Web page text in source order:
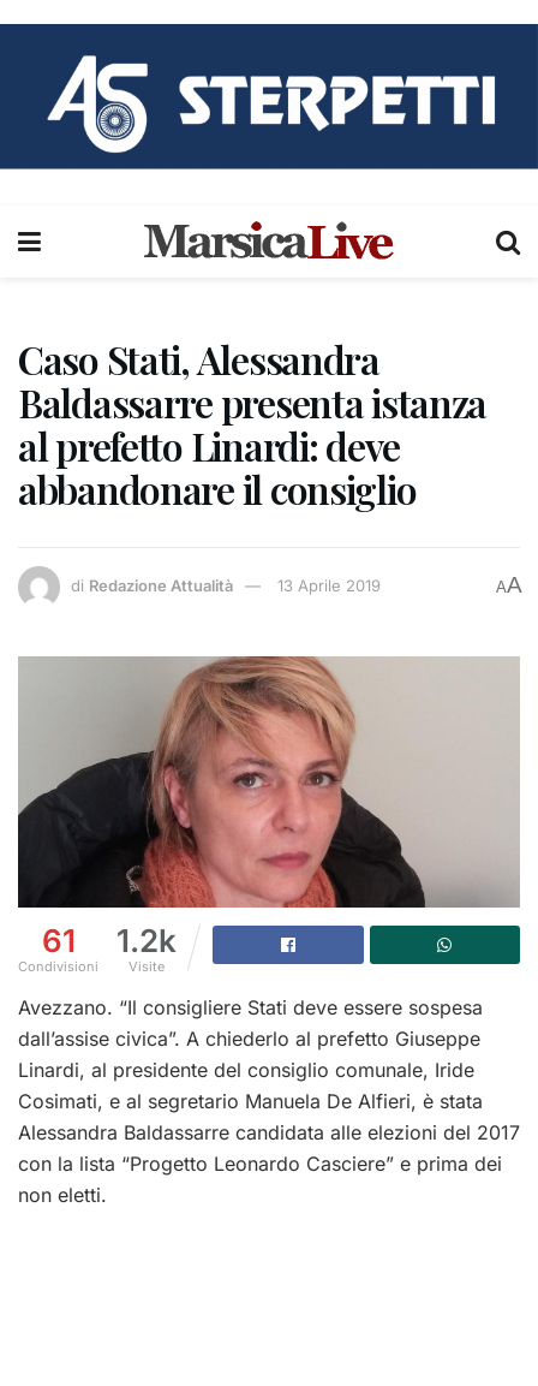
Caso Stati, Alessandra
Baldassarre presenta istanza
al prefetto Linardi: deve
abbandonare il consiglio
di Redazione Attualità 13 Aprile 2019 AA
61
Condivisioni
1.2k
Visite
Avezzano. “Il consigliere Stati deve essere sospesa
dall’assise civica”. A chiederlo al prefetto Giuseppe
Linardi, al presidente del consiglio comunale, Iride
Cosimati, e al segretario Manuela De Alfieri, è stata
Alessandra Baldassarre candidata alle elezioni del 2017
con la lista “Progetto Leonardo Casciere” e prima dei
non eletti.